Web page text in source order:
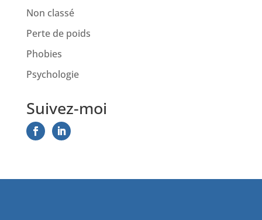
Non classé
Perte de poids
Phobies
Psychologie
Suivez-moi